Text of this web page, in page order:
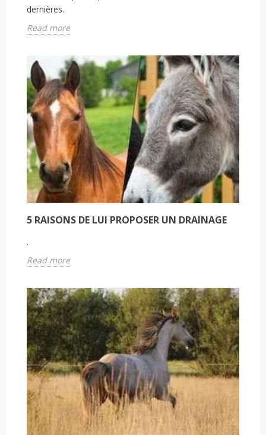
dernières.
Read more
5 RAISONS DE LUI PROPOSER UN DRAINAGE
.
Read more